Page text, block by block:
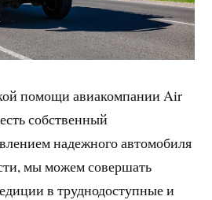
помощи авиакомпании Air
собственный
надежного автомобиля
мы можем совершать
в труднодоступные и